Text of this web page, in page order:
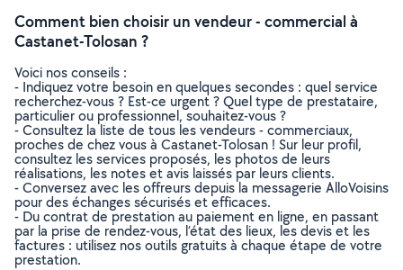
Comment bien choisir un vendeur - commercial à
Castanet-Tolosan ?
Voici nos conseils :
- Indiquez votre besoin en quelques secondes : quel service
recherchez-vous ? Est-ce urgent ? Quel type de prestataire,
particulier ou professionnel, souhaitez-vous ?
- Consultez la liste de tous les vendeurs - commerciaux,
proches de chez vous à Castanet-Tolosan ! Sur leur profil,
consultez les services proposés, les photos de leurs
réalisations, les notes et avis laissés par leurs clients.
- Conversez avec les offreurs depuis la messagerie AlloVoisins
pour des échanges sécurisés et efficaces.
- Du contrat de prestation au paiement en ligne, en passant
par la prise de rendez-vous, l’état des lieux, les devis et les
factures : utilisez nos outils gratuits à chaque étape de votre
prestation.